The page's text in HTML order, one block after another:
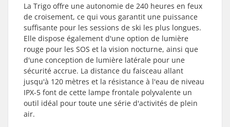
La Trigo offre une autonomie de 240 heures en feux
de croisement, ce qui vous garantit une puissance
suffisante pour les sessions de ski les plus longues.
Elle dispose également d'une option de lumière
rouge pour les SOS et la vision nocturne, ainsi que
d'une conception de lumière latérale pour une
sécurité accrue. La distance du faisceau allant
jusqu'à 120 mètres et la résistance à l'eau de niveau
IPX-5 font de cette lampe frontale polyvalente un
outil idéal pour toute une série d'activités de plein
air.